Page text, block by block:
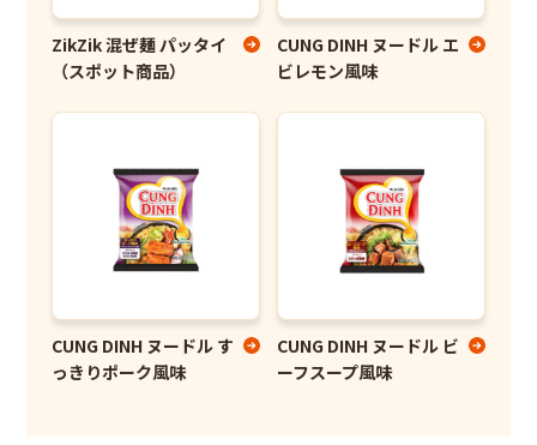
ZikZik 混ぜ麺 パッタイ
（スポット商品）
CUNG DINH ヌードル エ
ビレモン風味
CUNG DINH ヌードル す
っきりポーク風味
CUNG DINH ヌードル ビ
ーフスープ風味